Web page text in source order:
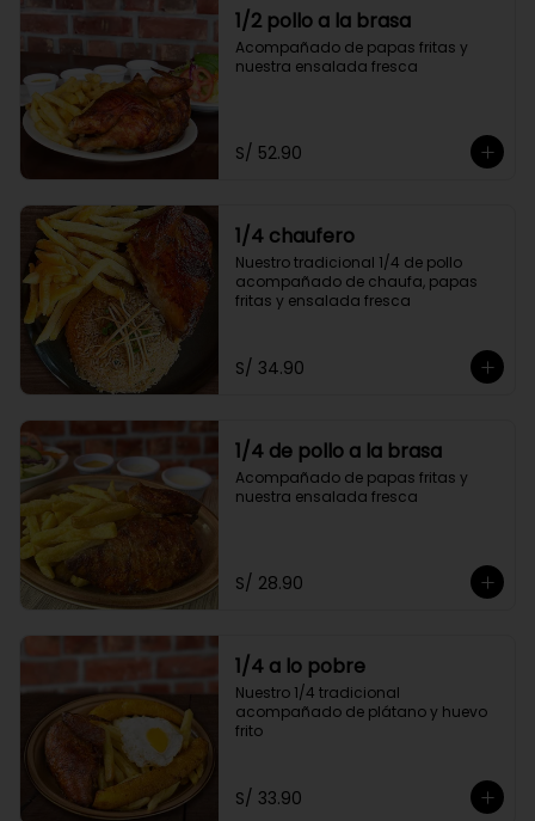
1/2 pollo a la brasa
Acompañado de papas fritas y
nuestra ensalada fresca
S/ 52.90
1/4 chaufero
Nuestro tradicional 1/4 de pollo
acompañado de chaufa, papas
fritas y ensalada fresca
S/ 34.90
1/4 de pollo a la brasa
Acompañado de papas fritas y
nuestra ensalada fresca
S/ 28.90
1/4 a lo pobre
Nuestro 1/4 tradicional
acompañado de plátano y huevo
frito
S/ 33.90